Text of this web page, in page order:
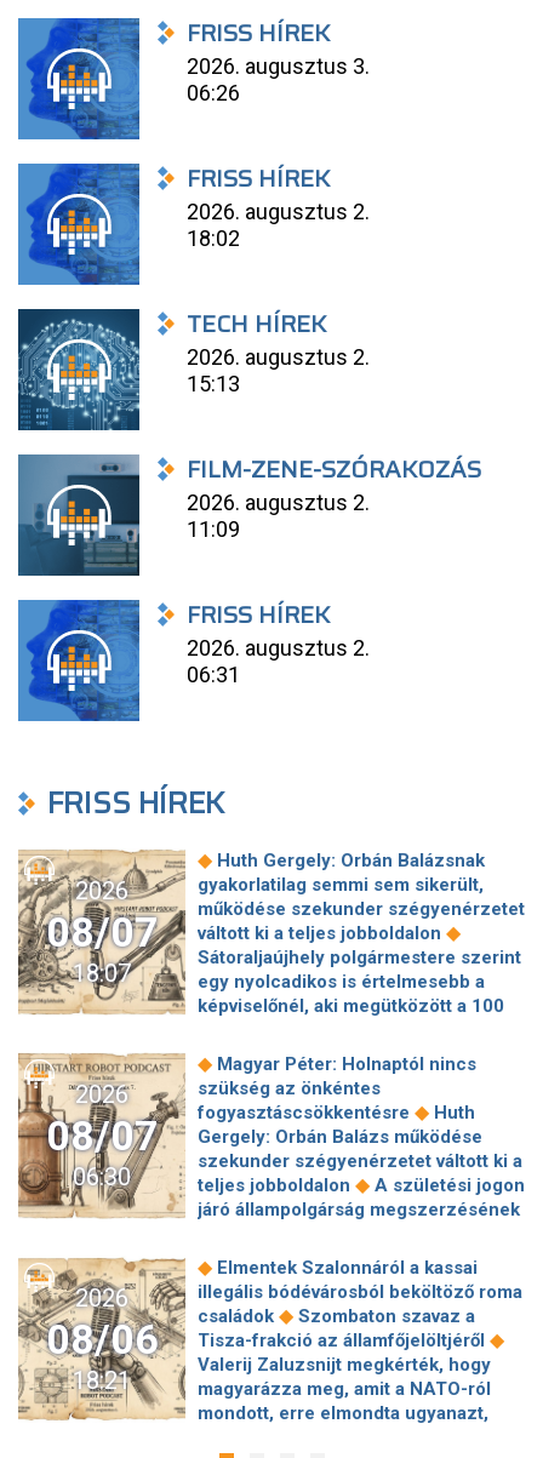
FRISS HÍREK
2026. augusztus 3.
06:26
FRISS HÍREK
2026. augusztus 2.
18:02
TECH HÍREK
2026. augusztus 2.
15:13
FILM-ZENE-SZÓRAKOZÁS
2026. augusztus 2.
11:09
FRISS HÍREK
2026. augusztus 2.
06:31
FRISS HÍREK
2026
08/07
18:07
◆ Huth Gergely: Orbán Balázsnak
gyakorlatilag semmi sem sikerült,
működése szekunder szégyenérzetet
váltott ki a teljes jobboldalon ◆
Sátoraljaújhely polgármestere szerint
egy nyolcadikos is értelmesebb a
képviselőnél, aki megütközött a 100
hírszerzés szerint Putyin pár éven
belül megtámadhat egy NATO-
tagállamot
Vitézy Dávid
elmagyarázta, miért Mészárosék
cége nyerte a közbeszerzést
sínhegesztésre◆
Nagy cégek
segítségét kéri Szolnok
polgármestere a 400 kirúgott
mozgolódás a Legfőbb Ügyészségen,
többen kerülnek új pozícióba◆Tarr
Zoltán: Zajlik a közmédia átvilágítása
◆Gajdos László szerint butaság,
hogy a Mol volt jogászára bízták a
MOHU-koncesszió felülvizsgálatát
Milliós büntetés egy ismert magyar
2026
08/07
06:30
◆ Magyar Péter: Holnaptól nincs
szükség az önkéntes
fogyasztáscsökkentésre ◆ Huth
Gergely: Orbán Balázs működése
szekunder szégyenérzetet váltott ki a
teljes jobboldalon ◆ A születési jogon
járó állampolgárság megszerzésének
Donald Trump
◆ „Kevésen múlt a
katasztrófa” – szintet léphetett az
orosz hibrid hadviselés
Ákos: Vagyonkezelés közérdekből: mi
jön a kekvák után?
Térképen, ahogy
hajnalban elérte Magyarország
határát a hidegfront
◆
A forintot is
megütheti az aszály
Szombaton
szavaz a Tisza-frakció az
2026
08/06
18:21
◆ Elmentek Szalonnáról a kassai
illegális bódévárosból beköltöző roma
családok ◆ Szombaton szavaz a
Tisza-frakció az államfőjelöltjéről ◆
Valerij Zaluzsnijt megkérték, hogy
magyarázza meg, amit a NATO-ról
mondott, erre elmondta ugyanazt,